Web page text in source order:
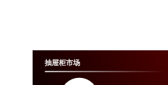
抽屉柜市场